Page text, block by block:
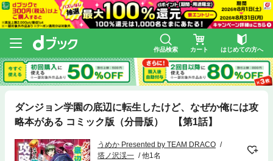
作品検索 カート はじめての方へ
ダンジョン学園の底辺に転生したけど、なぜか俺には攻
略本がある コミック版（分冊版） 【第1話】
うめか Presented by TEAM DRACO
塔ノ沢渓一
他1名